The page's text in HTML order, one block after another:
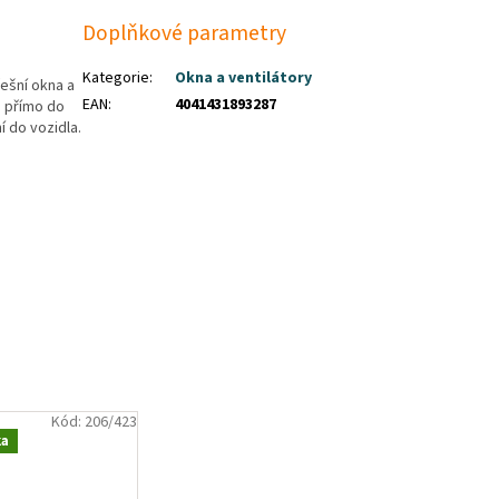
Kód: 206/423
okna a
přímo do
do vozidla.
Doplňkové parametry
Kategorie:
Okna a ventilátory
EAN: 4041431893287